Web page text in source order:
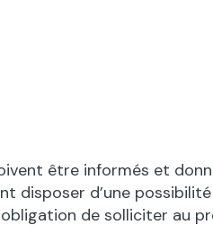
être informés et
disposer d’une
de solliciter au